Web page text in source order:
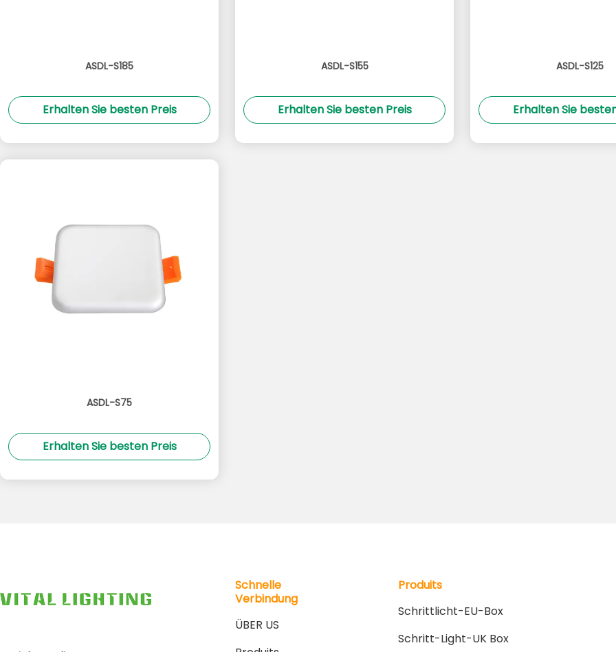
ASDL-S185
Erhalten Sie besten Preis
ASDL-S155
Erhalten Sie besten Preis
ASDL-S125
Erhalten Sie
ASDL-S75
Erhalten Sie besten Preis
Schnelle
Verbindung
ÜBER US
Produits
Schrittlicht-EU-Box
Schritt-Light-UK Box